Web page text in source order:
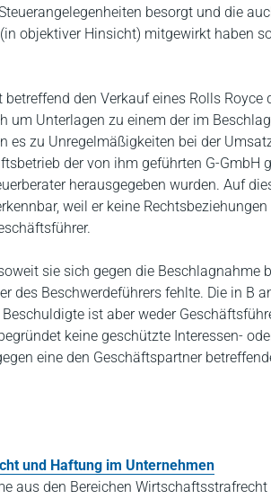
besorgt und die
objektiver Hinsicht) mitgewirkt haben
den Verkauf eines Rolls Royce
um Unterlagen zu einem der im
es zu Unregelmäßigkeiten bei der
der von ihm geführten G-GmbH
herausgegeben wurden. Auf
weil er keine
sie sich gegen die Beschlagnahme
des Beschwerdeführers fehlte. Die in B
ist aber weder
keine geschützte Interessen-
eine den Geschäftspartner
und Haftung im Unternehmen
aus den Bereichen